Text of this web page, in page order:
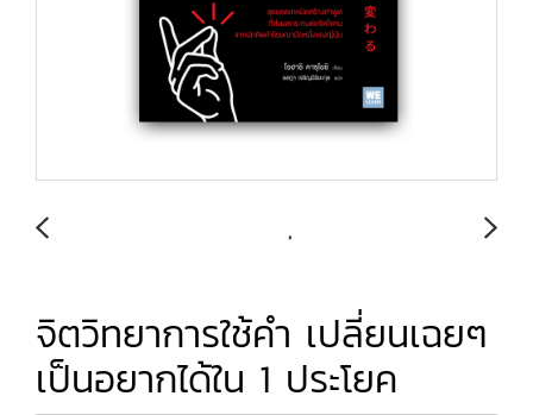
จิตวิทยาการใช้คำ เปลี่ยนเฉยๆ
เป็นอยากได้ใน 1 ประโยค